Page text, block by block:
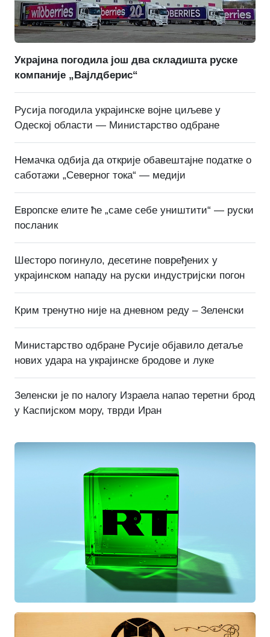
Украјина погодила још два складишта руске
компаније „Вајлдберис“
Русија погодила украјинске војне циљеве у
Одеској области — Министарство одбране
Немачка одбија да открије обавештајне податке о
саботажи „Северног тока“ — медији
Европске елите ће „саме себе уништити“ — руски
посланик
Шесторо погинуло, десетине повређених у
украјинском нападу на руски индустријски погон
Крим тренутно није на дневном реду – Зеленски
Министарство одбране Русије објавило детаље
нових удара на украјинске бродове и луке
Зеленски је по налогу Израела напао теретни брод
у Каспијском мору, тврди Иран